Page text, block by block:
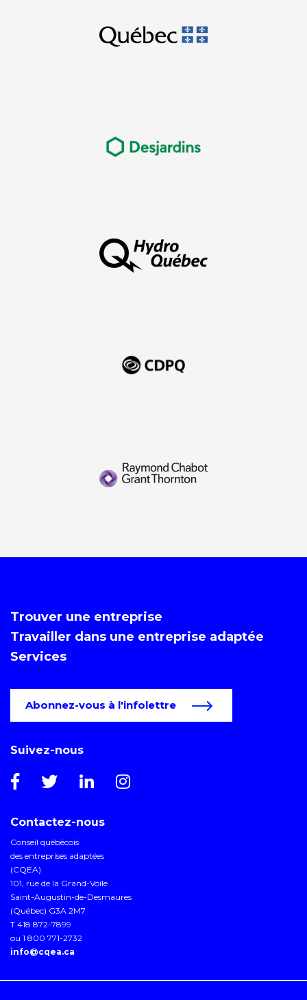
Trouver une entreprise
Travailler dans une entreprise adaptée
Services
Abonnez-vous à l'infolettre
Suivez-nous
Contactez-nous
Conseil québécois
des entreprises adaptées
(CQEA)
101, rue de la Grand-Voile
Saint-Augustin-de-Desmaures
(Québec) G3A 2M7
T 418 872-7899
ou 1 800 771-2732
info@cqea.ca